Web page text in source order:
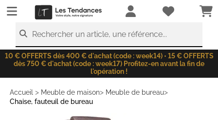
LesTendances.fr
Rechercher un article, une référence...
10 € OFFERTS dès 400 € d'achat (code : week14) • 15 € OFFERTS
dès 750 € d'achat (code : week17) Profitez-en avant la fin de
l'opération !
Accueil > Meuble de maison> Meuble de bureau>
Chaise, fauteuil de bureau